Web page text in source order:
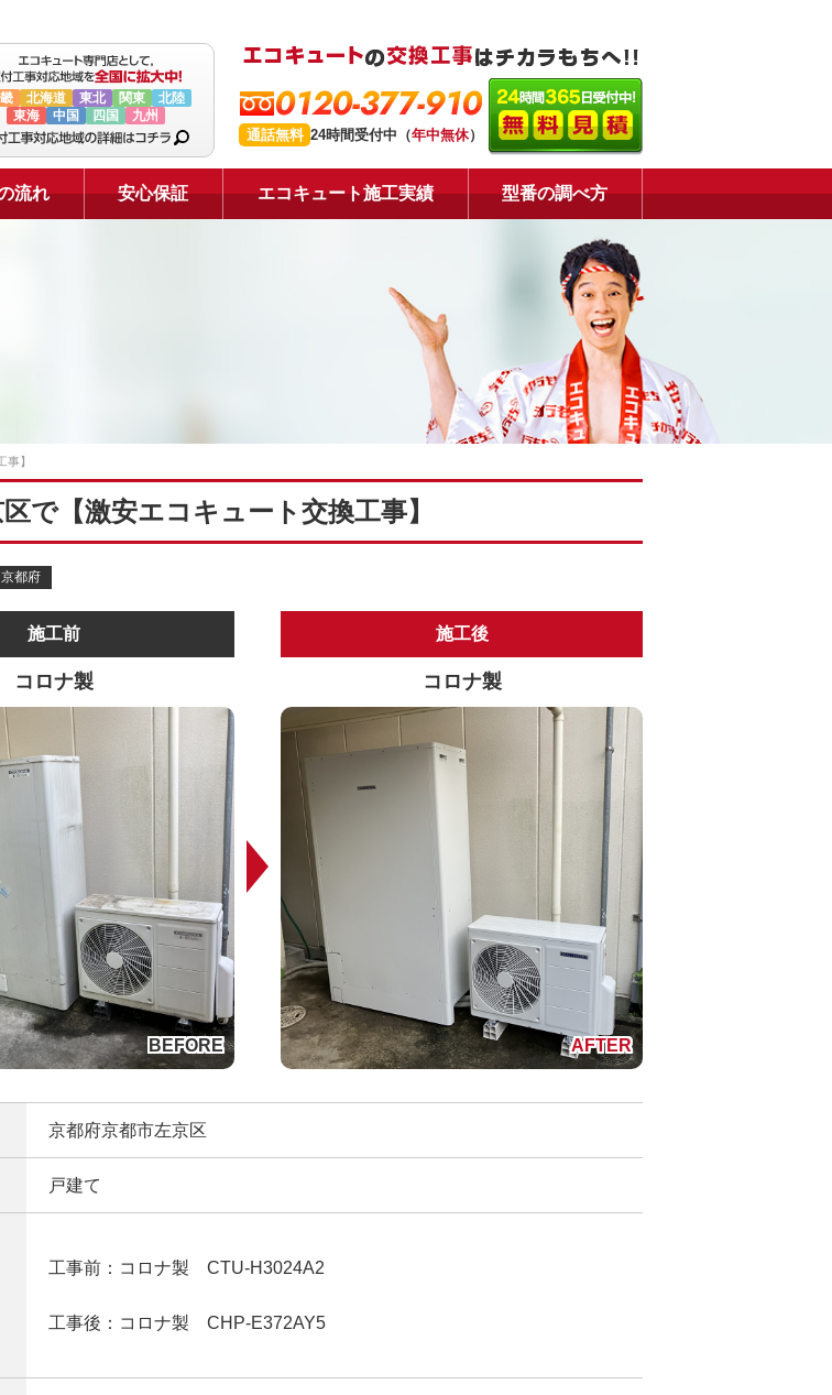
北海道 東北 関東
北陸
東海
中国 四国 九州 0120-377-910
通話無料 24時間受付中（年中無休）
流れ 安心保証 エコキュート施工実績 型番の調べ方
】
で【激安エコキュート交換工事】
京都府
施工前
コロナ製
施工後
コロナ製
京都府京都市左京区
戸建て
工事前：コロナ製 CTU-H3024A2
工事後：コロナ製 CHP-E372AY5